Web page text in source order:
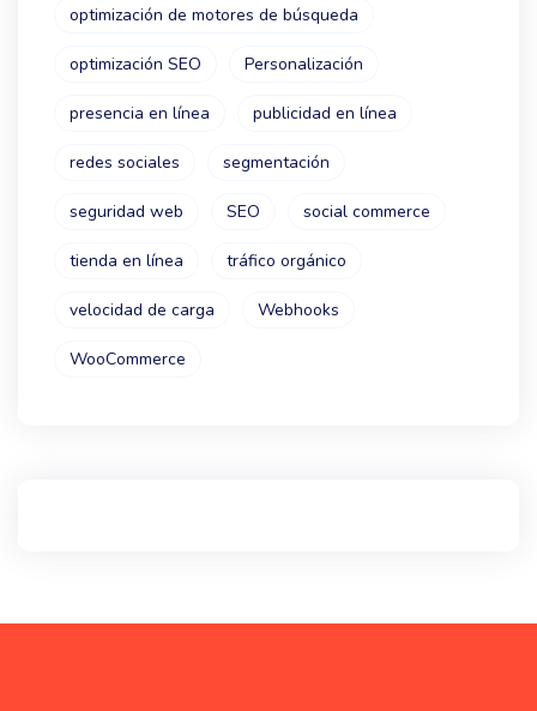
optimización de motores de búsqueda
optimización SEO Personalización
presencia en línea publicidad en línea
redes sociales segmentación
seguridad web SEO social commerce
tienda en línea tráfico orgánico
velocidad de carga Webhooks
WooCommerce